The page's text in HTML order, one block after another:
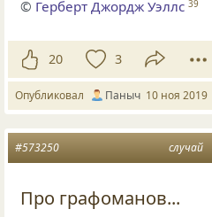
© Герберт Джордж Уэллс 39
20 3
Опубликовал Паныч 10 ноя 2019
случай
#573250
Про графоманов...